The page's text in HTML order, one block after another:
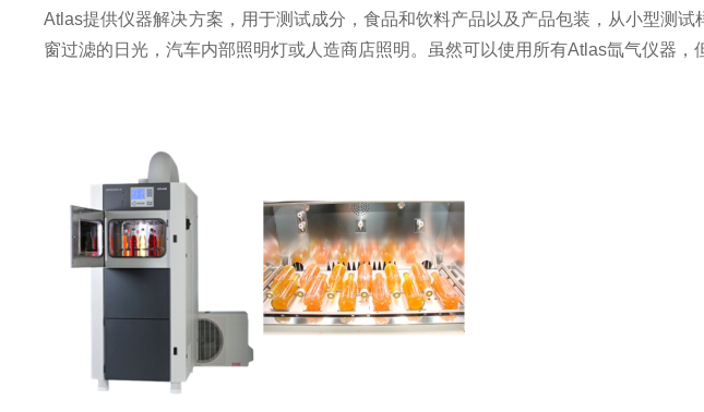
Atlas提供仪器解决方案，用于测试成分，食品和饮料产品以及产品包装，从小型测试
窗过滤的日光，汽车内部照明灯或人造商店照明。虽然可以使用所有Atlas氙气仪器，